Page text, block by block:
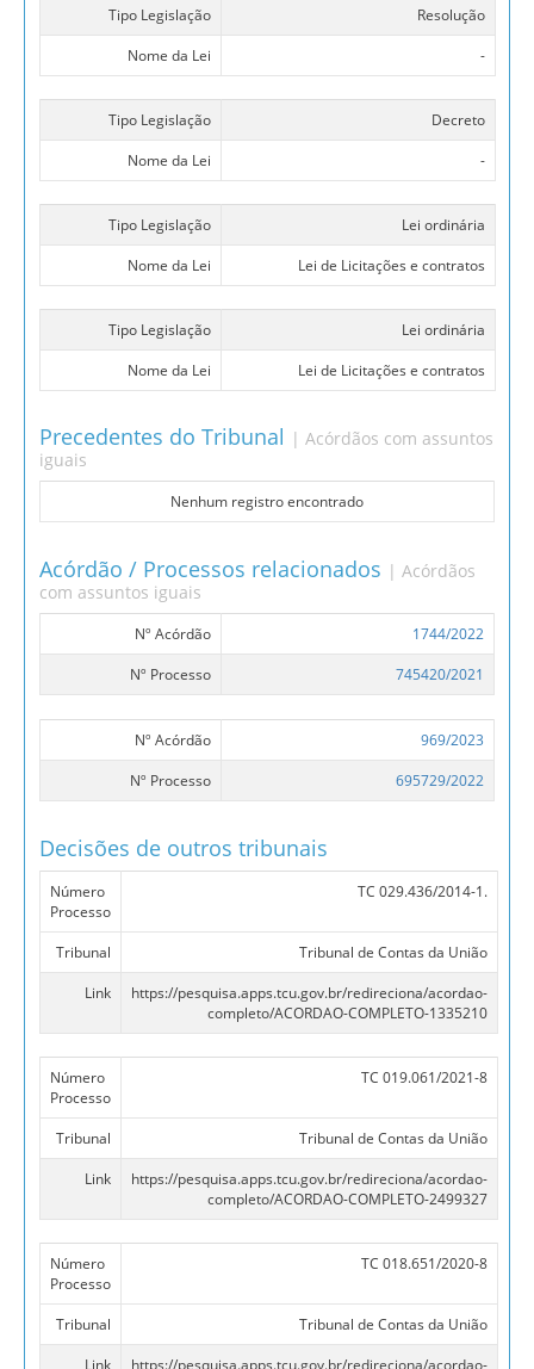
Tipo Legislação
Resolução
Nome da Lei
-
Tipo Legislação
Decreto
Nome da Lei
-
Tipo Legislação
Lei ordinária
Nome da Lei
Lei de Licitações e contratos
Tipo Legislação
Lei ordinária
Nome da Lei
Lei de Licitações e contratos
Precedentes do Tribunal | Acórdãos com assuntos
iguais
Nenhum registro encontrado
Acórdão / Processos relacionados | Acórdãos
com assuntos iguais
Nº Acórdão
1744/2022
Nº Processo
745420/2021
Nº Acórdão
969/2023
Nº Processo
695729/2022
Decisões de outros tribunais
Número
Processo
TC 029.436/2014-1.
Tribunal
Tribunal de Contas da União
Link
https://pesquisa.apps.tcu.gov.br/redireciona/acordao-
completo/ACORDAO-COMPLETO-1335210
Número
Processo
TC 019.061/2021-8
Tribunal
Tribunal de Contas da União
Link
https://pesquisa.apps.tcu.gov.br/redireciona/acordao-
completo/ACORDAO-COMPLETO-2499327
Número
Processo
TC 018.651/2020-8
Tribunal
Tribunal de Contas da União
Link
https://pesquisa.apps.tcu.gov.br/redireciona/acordao-